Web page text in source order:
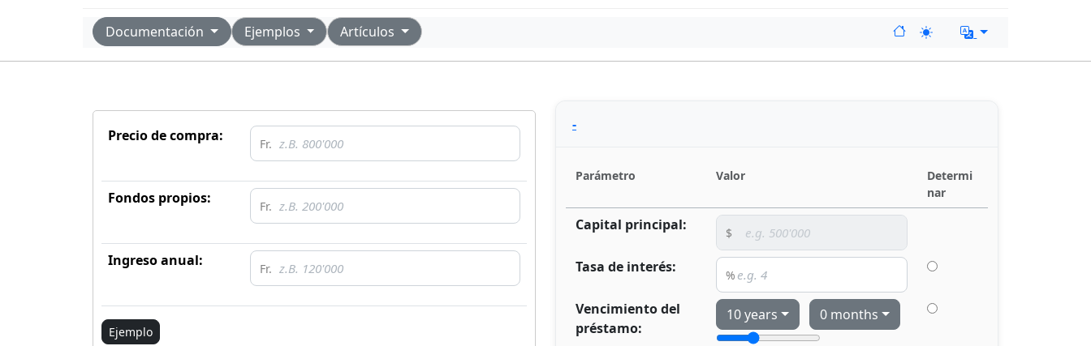
Documentación Ejemplos Artículos
Precio de compra:
Fondos propios:
Ingreso anual:
Ejemplo
-
Parámetro Valor
Determi
nar
Capital principal:
Tasa de interés:
Vencimiento del
préstamo:
10 years 0 months